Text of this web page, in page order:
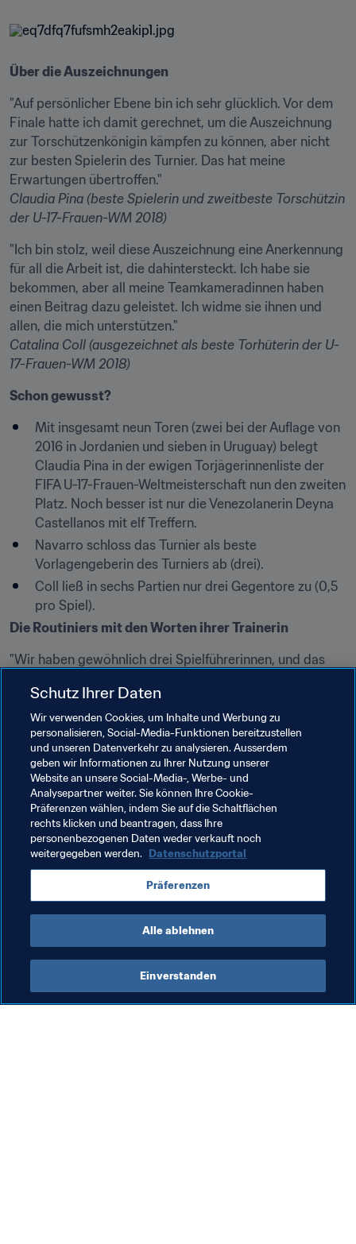
Über die Auszeichnungen
"Auf persönlicher Ebene bin ich sehr glücklich. Vor dem
Finale hatte ich damit gerechnet, um die Auszeichnung
zur Torschützenkönigin kämpfen zu können, aber nicht
zur besten Spielerin des Turnier. Das hat meine
Claudia Pina (beste Spielerin und zweitbeste Torschützin
der U-17-Frauen-WM 2018)
"Ich bin stolz, weil diese Auszeichnung eine Anerkennung
für all die Arbeit ist, die dahintersteckt. Ich habe sie
bekommen, aber all meine Teamkameradinnen haben
einen Beitrag dazu geleistet. Ich widme sie ihnen und
Catalina Coll (ausgezeichnet als beste Torhüterin der U-
17-Frauen-WM 2018)
Schon gewusst?
Mit insgesamt neun Toren (zwei bei der Auflage von
2016 in Jordanien und sieben in Uruguay) belegt
Claudia Pina in der ewigen Torjägerinnenliste der
FIFA U-17-Frauen-Weltmeisterschaft nun den zweiten
Platz. Noch besser ist nur die Venezolanerin Deyna
Castellanos mit elf Treffern.
Navarro schloss das Turnier als beste
Vorlagengeberin des Turniers ab (drei).
Coll ließ in sechs Partien nur drei Gegentore zu (0,5
pro Spiel).
Die Routiniers mit den Worten ihrer Trainerin
"Wir haben gewöhnlich drei Spielführerinnen, und das
jedem Spiel, wer von ihnen die Kapitänsbinde trägt. Mit
ihrer Erfahrung leisten sie einen Beitrag dazu, dass das
Team die Hände nicht in den Schoß legt, stärker wird
Toña Is (Trainerin Spaniens und Assistenztrainerin der U-
20-Auswahl, die das Finale der U-20-WM 2018 in
Frankreich verlor).
Verwandte Themen
FIFA U-17-Frauen-Weltmeisterschaft Uruguay 2018
Schutz Ihrer Daten
Wir verwenden Cookies, um Inhalte und Werbung zu
personalisieren, Social-Media-Funktionen bereitzustellen
und unseren Datenverkehr zu analysieren. Ausserdem
geben wir Informationen zu Ihrer Nutzung unserer
Website an unsere Social-Media-, Werbe- und
Analysepartner weiter. Sie können Ihre Cookie-
Präferenzen wählen, indem Sie auf die Schaltflächen
rechts klicken und beantragen, dass Ihre
personenbezogenen Daten weder verkauft noch
weitergegeben werden. Datenschutzportal
Präferenzen
Alle ablehnen
Einverstanden